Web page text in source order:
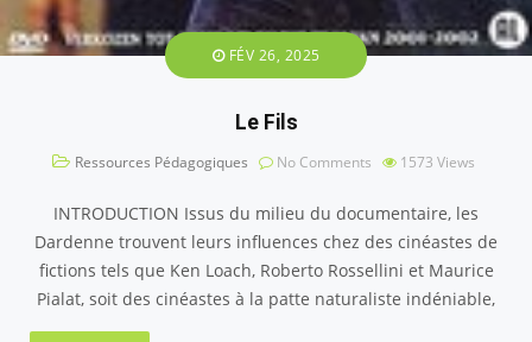
FÉV 26, 2025
Le Fils
Ressources Pédagogiques No Comments 1573 Views
INTRODUCTION Issus du milieu du documentaire, les
Dardenne trouvent leurs influences chez des cinéastes de
fictions tels que Ken Loach, Roberto Rossellini et Maurice
Pialat, soit des cinéastes à la patte naturaliste indéniable,